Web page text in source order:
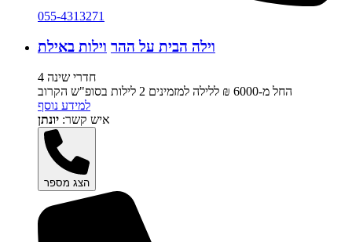
055-4313271
וילה הבית על ההר וילות באילת
4 חדרי שינה
החל מ-‏6000 ₪ ללילה למזמינים 2 לילות בסופ"ש הקרוב
למידע נוסף
איש קשר: יונתן
הצג מספר